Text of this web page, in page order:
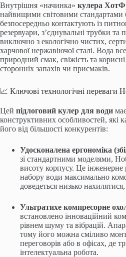
Внутрішня «начинка» кулера
найвищими світовими стандартами
безпосередньо контактують із
резервуари, з’єднувальні трубки та
виключно з екологічно чистих,
харчової нержавіючої сталі. Вода
природний смак, свіжість та
сторонніх запахів чи присмаків.
📈 Ключові технологічні переваги
Цей підлоговий кулер для води
конструктивних особливостей, які
його від більшості конкурентів:
Удосконалена ергономіка
зі стандартними моделями,
висоту корпусу. Це
набору води максимально
доведеться низько
Ультратихе компресорне
встановлено інноваційний
рівнем шуму та вібрацій.
тому його можна сміливо
переговорів або в офісах, де
інтелектуальна робота.